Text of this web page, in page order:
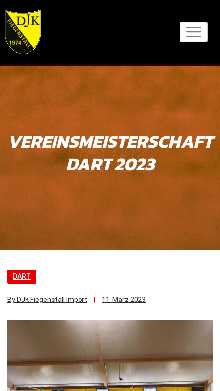
content
DJK
VEREINSMEISTERSCHAFT
DART 2023
DART
By DJK Fiegenstall Import 11. März 2023